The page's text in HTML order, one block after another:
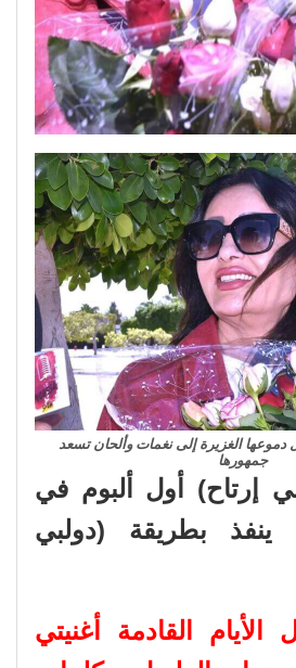
الغزيرة إلى نغمات وألحان تسعد
جمهورها
إرتاح) أول ألبوم في
ينفذ بطريقة (دولبي
الأيام القادمة أغنيتي